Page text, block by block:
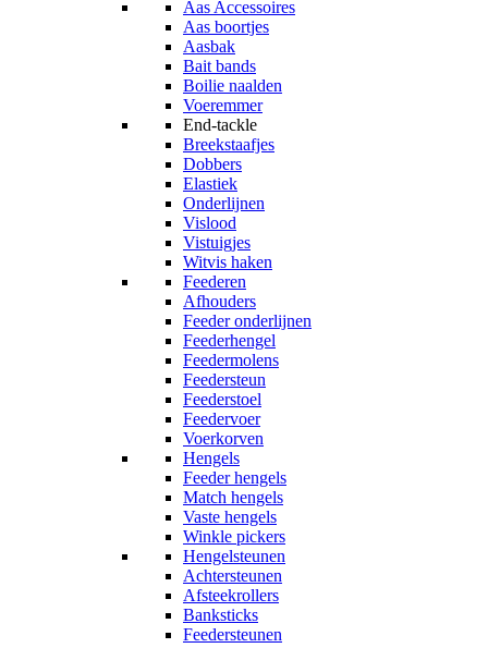
Aas Accessoires
Aas boortjes
Aasbak
Bait bands
Boilie naalden
Voeremmer
End-tackle
Breekstaafjes
Dobbers
Elastiek
Onderlijnen
Vislood
Vistuigjes
Witvis haken
Feederen
Afhouders
Feeder onderlijnen
Feederhengel
Feedermolens
Feedersteun
Feederstoel
Feedervoer
Voerkorven
Hengels
Feeder hengels
Match hengels
Vaste hengels
Winkle pickers
Hengelsteunen
Achtersteunen
Afsteekrollers
Banksticks
Feedersteunen